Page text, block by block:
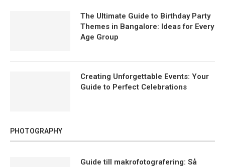
The Ultimate Guide to Birthday Party
Themes in Bangalore: Ideas for Every
Age Group
Creating Unforgettable Events: Your
Guide to Perfect Celebrations
PHOTOGRAPHY
Guide till makrofotografering: Så